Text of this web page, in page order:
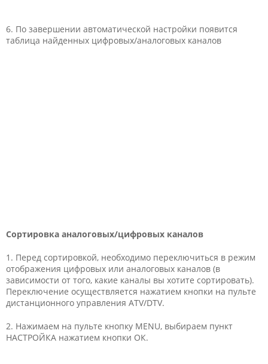
6. По завершении автоматической настройки появится
таблица найденных цифровых/аналоговых каналов
Сортировка аналоговых/цифровых каналов
1. Перед сортировкой, необходимо переключиться в режим
отображения цифровых или аналоговых каналов (в
зависимости от того, какие каналы вы хотите сортировать).
Переключение осуществляется нажатием кнопки на пульте
дистанционного управления ATV/DTV.
2. Нажимаем на пульте кнопку MENU, выбираем пункт
НАСТРОЙКА нажатием кнопки ОК.